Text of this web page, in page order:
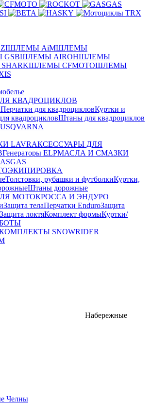
ШЛЕМЫ AiMШЛЕМЫ
ШЛЕМЫ AIROHШЛЕМЫ
ШЛЕМЫ CFMOTOШЛЕМЫ
КВАДРОЦИКЛОВ
Перчатки для квадроцикловКуртки и
квадроцикловШтаны для квадроциклов
LAVRАКСЕССУАРЫ ДЛЯ
Генераторы ELPМАСЛА И СМАЗКИ
Толстовки, рубашки и футболкиКуртки,
Штаны дорожные
МОТОКРОССА И ЭНДУРО
Защита телаПерчатки EnduroЗащита
Защита локтяКомплект формыКуртки/
SNOWRIDER
Набережные
Челны